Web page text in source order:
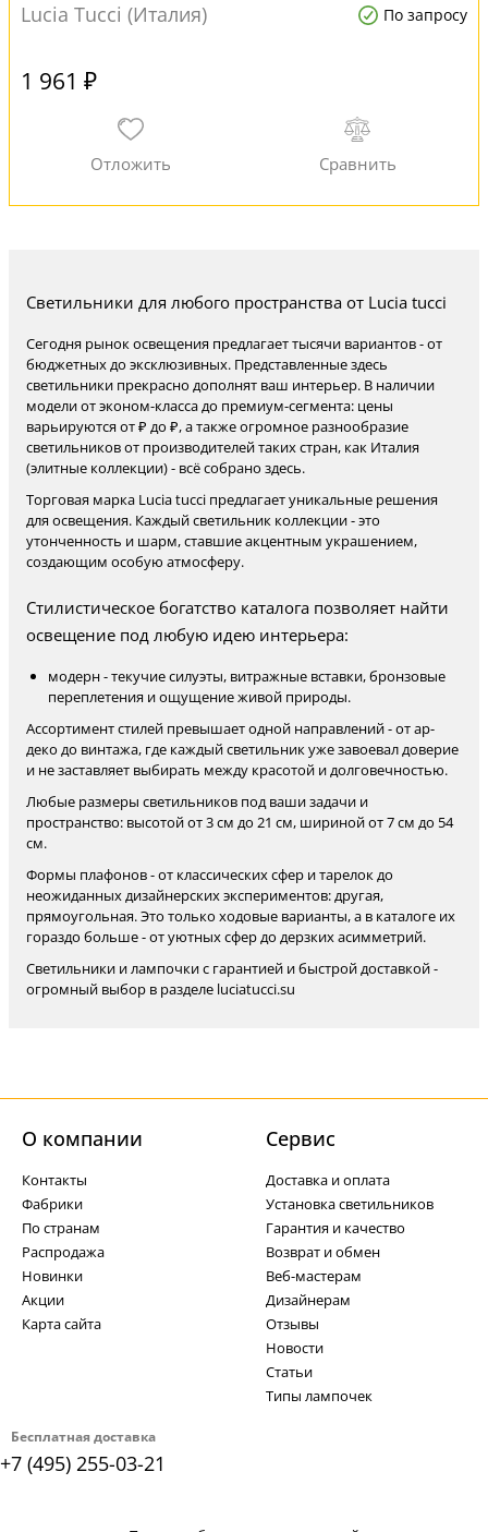
Lucia Tucci (Италия) По запросу
1 961 ₽
Светильники для любого пространства от Lucia tucci
Сегодня рынок освещения предлагает тысячи вариантов - от
бюджетных до эксклюзивных. Представленные здесь
светильники прекрасно дополнят ваш интерьер. В наличии
модели от эконом-класса до премиум-сегмента: цены
варьируются от ₽ до ₽, а также огромное разнообразие
светильников от производителей таких стран, как Италия
(элитные коллекции) - всё собрано здесь.
Торговая марка Lucia tucci предлагает уникальные решения
для освещения. Каждый светильник коллекции - это
утонченность и шарм, ставшие акцентным украшением,
создающим особую атмосферу.
Стилистическое богатство каталога позволяет найти
освещение под любую идею интерьера:
модерн - текучие силуэты, витражные вставки, бронзовые
переплетения и ощущение живой природы.
Ассортимент стилей превышает одной направлений - от ар-
деко до винтажа, где каждый светильник уже завоевал доверие
и не заставляет выбирать между красотой и долговечностью.
Любые размеры светильников под ваши задачи и
пространство: высотой от 3 см до 21 см, шириной от 7 см до 54
см.
Формы плафонов - от классических сфер и тарелок до
неожиданных дизайнерских экспериментов: другая,
прямоугольная. Это только ходовые варианты, а в каталоге их
гораздо больше - от уютных сфер до дерзких асимметрий.
Светильники и лампочки с гарантией и быстрой доставкой -
огромный выбор в разделе luciatucci.su
Бесплатная доставка
+7 (495) 255-03-21
О компании
Контакты
Фабрики
По странам
Распродажа
Новинки
Акции
Карта сайта
Cервис
Доставка и оплата
Установка светильников
Гарантия и качество
Возврат и обмен
Веб-мастерам
Дизайнерам
Отзывы
Новости
Статьи
Типы лампочек